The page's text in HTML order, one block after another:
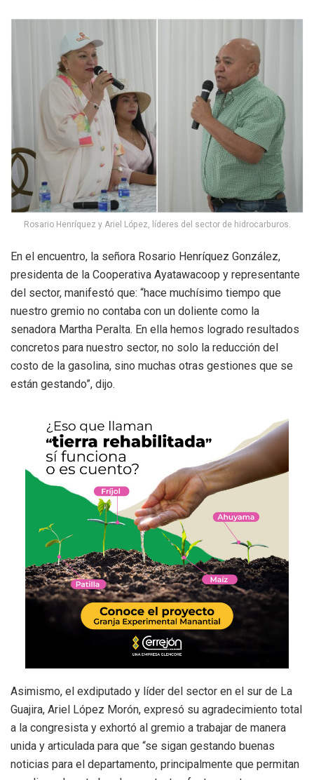
Rosario Henríquez y Ariel López, líderes del sector de hidrocarburos.
En el encuentro, la señora Rosario Henríquez González,
presidenta de la Cooperativa Ayatawacoop y representante
del sector, manifestó que: “hace muchísimo tiempo que
nuestro gremio no contaba con un doliente como la
senadora Martha Peralta. En ella hemos logrado resultados
concretos para nuestro sector, no solo la reducción del
costo de la gasolina, sino muchas otras gestiones que se
están gestando”, dijo.
Asimismo, el exdiputado y líder del sector en el sur de La
Guajira, Ariel López Morón, expresó su agradecimiento total
a la congresista y exhortó al gremio a trabajar de manera
unida y articulada para que “se sigan gestando buenas
noticias para el departamento, principalmente que permitan